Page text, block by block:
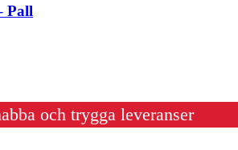
Pall
och trygga leveranser